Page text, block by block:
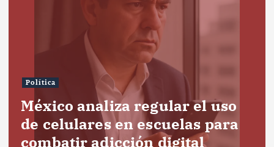
Política
México analiza regular el uso
de celulares en escuelas para
combatir adicción digital